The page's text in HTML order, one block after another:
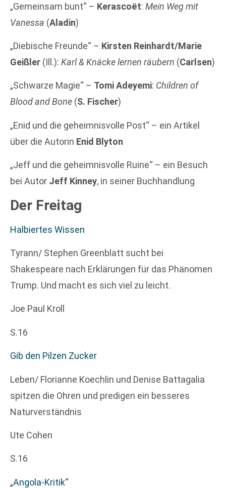
„Gemeinsam bunt“ – Kerascoët: Mein Weg mit
Vanessa (Aladin)
„Diebische Freunde“ – Kirsten Reinhardt/Marie
Geißler (Ill.): Karl & Knäcke lernen räubern (Carlsen)
„Schwarze Magie“ – Tomi Adeyemi: Children of
Blood and Bone (S. Fischer)
„Enid und die geheimnisvolle Post“ – ein Artikel
über die Autorin Enid Blyton
„Jeff und die geheimnisvolle Ruine“ – ein Besuch
bei Autor Jeff Kinney, in seiner Buchhandlung
Der Freitag
Halbiertes Wissen
Tyrann/ Stephen Greenblatt sucht bei
Shakespeare nach Erklärungen für das Phänomen
Trump. Und macht es sich viel zu leicht.
Joe Paul Kroll
S.16
Gib den Pilzen Zucker
Leben/ Florianne Koechlin und Denise Battagalia
spitzen die Ohren und predigen ein besseres
Naturverständnis
Ute Cohen
S.16
„Angola-Kritik“